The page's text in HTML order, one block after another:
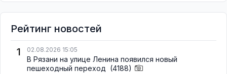
Рейтинг новостей
1
02.08.2026 15:05
В Рязани на улице Ленина появился новый
пешеходный переход (4188)